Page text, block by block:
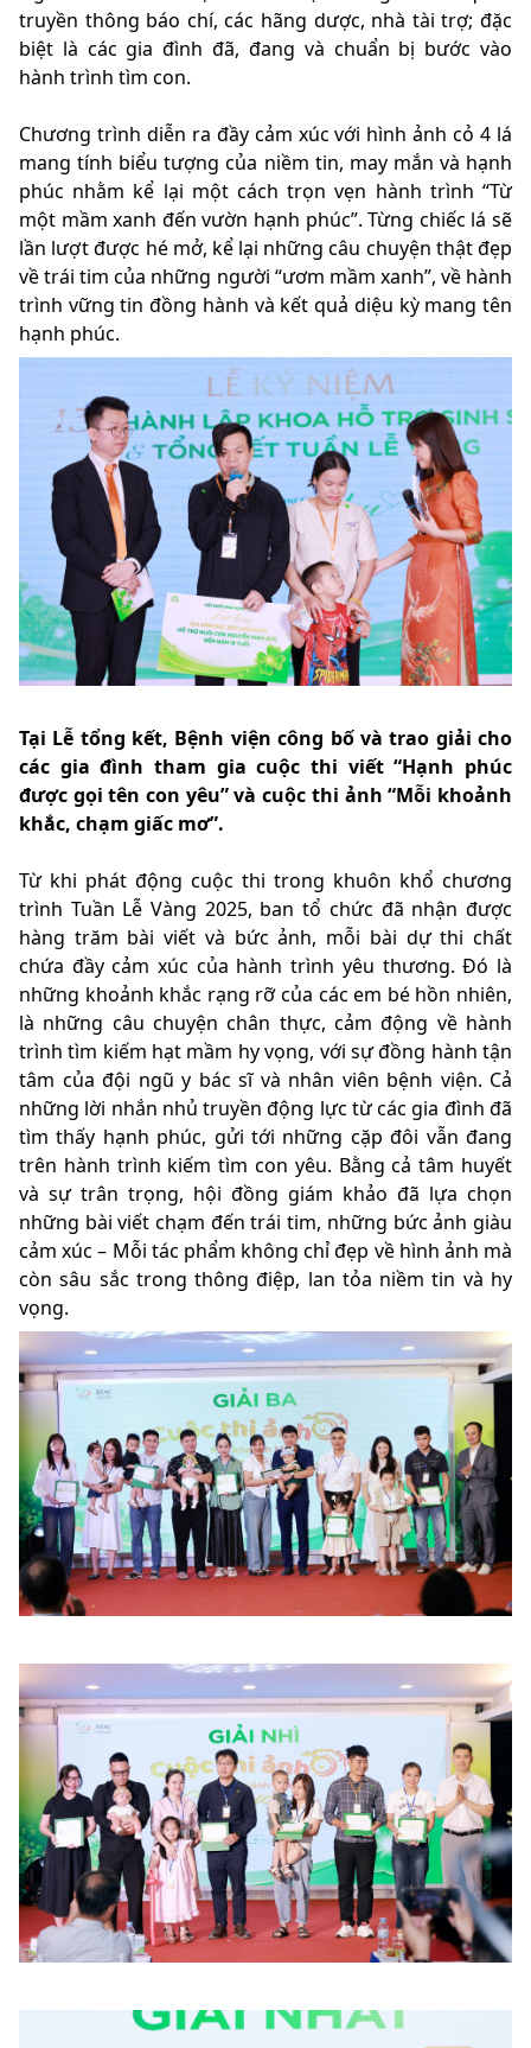
truyền thông báo chí, các hãng dược, nhà tài trợ; đặc
biệt là các gia đình đã, đang và chuẩn bị bước vào
hành trình tìm con.
Chương trình diễn ra đầy cảm xúc với hình ảnh cỏ 4 lá
mang tính biểu tượng của niềm tin, may mắn và hạnh
phúc nhằm kể lại một cách trọn vẹn hành trình “Từ
một mầm xanh đến vườn hạnh phúc”. Từng chiếc lá sẽ
lần lượt được hé mở, kể lại những câu chuyện thật đẹp
về trái tim của những người “ươm mầm xanh”, về hành
trình vững tin đồng hành và kết quả diệu kỳ mang tên
hạnh phúc.
Tại Lễ tổng kết, Bệnh viện công bố và trao giải cho
các gia đình tham gia cuộc thi viết “Hạnh phúc
được gọi tên con yêu” và cuộc thi ảnh “Mỗi khoảnh
khắc, chạm giấc mơ”.
Từ khi phát động cuộc thi trong khuôn khổ chương
trình Tuần Lễ Vàng 2025, ban tổ chức đã nhận được
hàng trăm bài viết và bức ảnh, mỗi bài dự thi chất
chứa đầy cảm xúc của hành trình yêu thương. Đó là
những khoảnh khắc rạng rỡ của các em bé hồn nhiên,
là những câu chuyện chân thực, cảm động về hành
trình tìm kiếm hạt mầm hy vọng, với sự đồng hành tận
tâm của đội ngũ y bác sĩ và nhân viên bệnh viện. Cả
những lời nhắn nhủ truyền động lực từ các gia đình đã
tìm thấy hạnh phúc, gửi tới những cặp đôi vẫn đang
trên hành trình kiếm tìm con yêu. Bằng cả tâm huyết
và sự trân trọng, hội đồng giám khảo đã lựa chọn
những bài viết chạm đến trái tim, những bức ảnh giàu
cảm xúc – Mỗi tác phẩm không chỉ đẹp về hình ảnh mà
còn sâu sắc trong thông điệp, lan tỏa niềm tin và hy
vọng.